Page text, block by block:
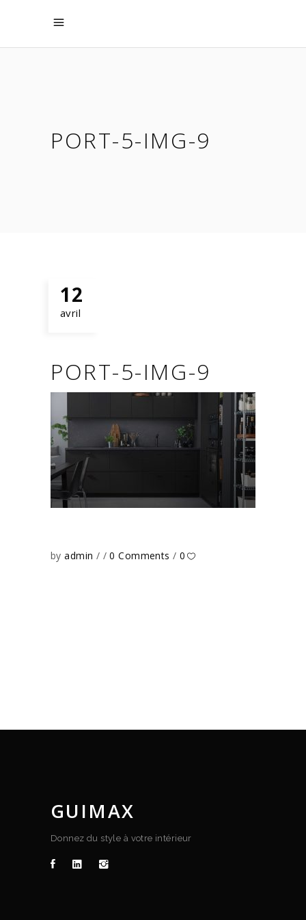
PORT-5-IMG-9
12
avril
PORT-5-IMG-9
byadmin 0 Comments 0
GUIMAX
Donnez du style à votre intérieur